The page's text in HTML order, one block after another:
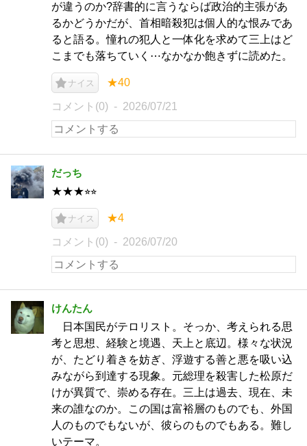
が違うのか?辞書的に言うならば政治的主張があ
るかどうかだが、首相暗殺犯は個人的な恨みであ
ると語る。憧れの犯人と一体化を求めて三上はど
こまでも落ちていく⋯なかなか飽きずに読めた。
ナイス ★40
コメント(0) 2026/07/21
だっち
★★★⭐︎⭐︎
ナイス ★4
コメント(0) 2026/07/20
けんたん
日本国民がテロリスト。そっか、考えられる思
考と思想、経験と境遇、天上と底辺。様々な状況
が、たどり着きを妨ぎ、浮遊する善と悪を吸い込
みながら到達する現象。元総理を殺害した松原だ
けが異質で、崇める存在。三上は過去、現在、未
来の誰なのか。この国は富裕層のものでも、外国
人のものでもないが、彼らのものでもある。難し
いテーマ。